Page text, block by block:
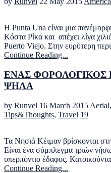
H Punta Una είναι μια
Κόστα Ρίκα και απέχει λίγα
Puerto Viejo. Στην ευρύτερη
Continue Reading...
ΕΝΑΣ ΦΟΡΟΛΟΓΙΚΟΣ
ΨΗΛΑ
by Runvel 16 March 2015 Aerial,
Tips&Thoughts, Travel 19
Τα Νησιά Κέιμαν βρίσκονται
Είναι ένα σύμπλεγμα τριών
υπερπόντιο έδαφος.
Continue Reading...